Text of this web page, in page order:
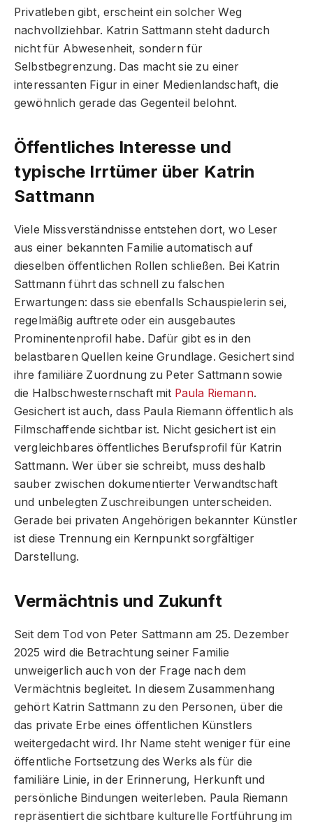
Privatleben gibt, erscheint ein solcher Weg
nachvollziehbar. Katrin Sattmann steht dadurch
nicht für Abwesenheit, sondern für
Selbstbegrenzung. Das macht sie zu einer
interessanten Figur in einer Medienlandschaft, die
gewöhnlich gerade das Gegenteil belohnt.
Öffentliches Interesse und
typische Irrtümer über Katrin
Sattmann
Viele Missverständnisse entstehen dort, wo Leser
aus einer bekannten Familie automatisch auf
dieselben öffentlichen Rollen schließen. Bei Katrin
Sattmann führt das schnell zu falschen
Erwartungen: dass sie ebenfalls Schauspielerin sei,
regelmäßig auftrete oder ein ausgebautes
Prominentenprofil habe. Dafür gibt es in den
belastbaren Quellen keine Grundlage. Gesichert sind
ihre familiäre Zuordnung zu Peter Sattmann sowie
die Halbschwesternschaft mit Paula Riemann.
Gesichert ist auch, dass Paula Riemann öffentlich als
Filmschaffende sichtbar ist. Nicht gesichert ist ein
vergleichbares öffentliches Berufsprofil für Katrin
Sattmann. Wer über sie schreibt, muss deshalb
sauber zwischen dokumentierter Verwandtschaft
und unbelegten Zuschreibungen unterscheiden.
Gerade bei privaten Angehörigen bekannter Künstler
ist diese Trennung ein Kernpunkt sorgfältiger
Darstellung.
Vermächtnis und Zukunft
Seit dem Tod von Peter Sattmann am 25. Dezember
2025 wird die Betrachtung seiner Familie
unweigerlich auch von der Frage nach dem
Vermächtnis begleitet. In diesem Zusammenhang
gehört Katrin Sattmann zu den Personen, über die
das private Erbe eines öffentlichen Künstlers
weitergedacht wird. Ihr Name steht weniger für eine
öffentliche Fortsetzung des Werks als für die
familiäre Linie, in der Erinnerung, Herkunft und
persönliche Bindungen weiterleben. Paula Riemann
repräsentiert die sichtbare kulturelle Fortführung im